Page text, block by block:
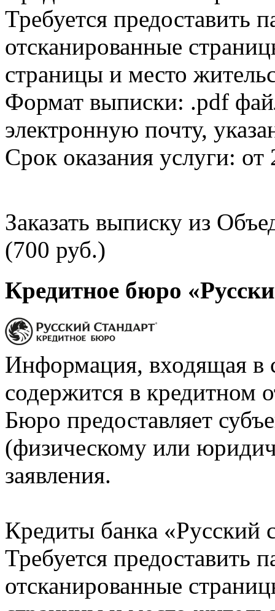
Требуется предоставить
отсканированные
страницы и место
Формат выписки: .pdf
электронную почту,
Срок оказания услуги: от
Заказать выписку из
(700 руб.)
Кредитное бюро
Информация, входящая в
содержится в кредитном
Бюро предоставляет
(физическому или
заявления.
Кредиты банка «Русский
Требуется предоставить
отсканированные